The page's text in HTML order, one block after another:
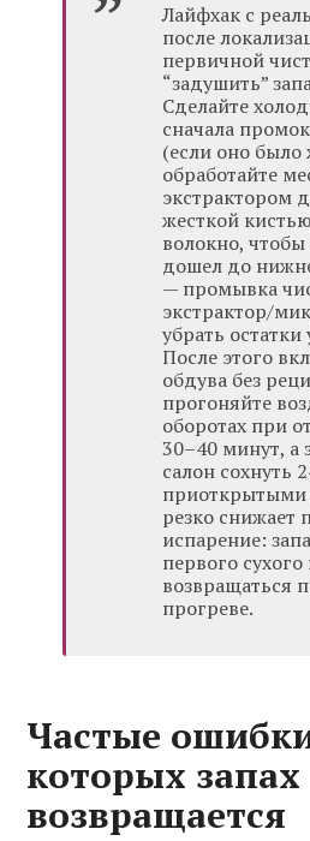
Лайфхак с
после
первичной
“задушить”
Сделайте
сначала
(если оно
обработайте
экстрактором
жесткой
волокно, чтобы
дошел до
— промывка
экстрактор/
убрать
После этого
обдува без
прогоняйте
оборотах при
30–40 минут, а
салон сохнуть
приоткрытыми
резко снижает
испарение:
первого сухого
возвращаться
прогреве.
Частые
которых запах
возвращается